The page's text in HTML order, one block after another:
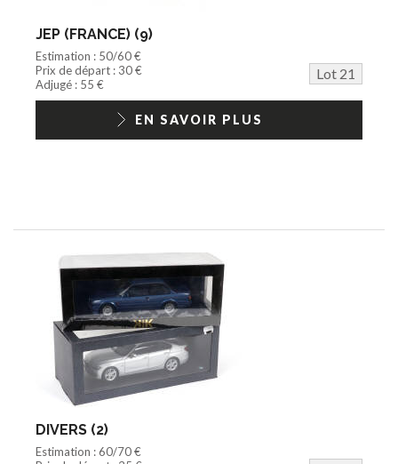
JEP (FRANCE) (9)
Estimation : 50/60 €
Prix de départ : 30 €
Lot 21
Adjugé : 55 €
EN SAVOIR PLUS
DIVERS (2)
Estimation : 60/70 €